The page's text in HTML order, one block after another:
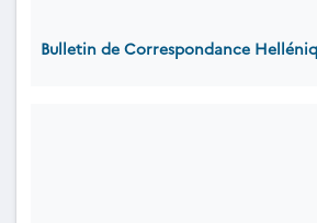
Bulletin de Correspondance